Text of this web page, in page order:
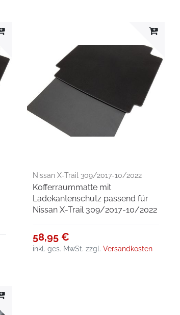
Nissan X-Trail 309/2017-10/2022
Kofferraummatte mit
Ladekantenschutz passend für
Nissan X-Trail 309/2017-10/2022
58,95 €
inkl. ges. MwSt. zzgl.Versandkosten